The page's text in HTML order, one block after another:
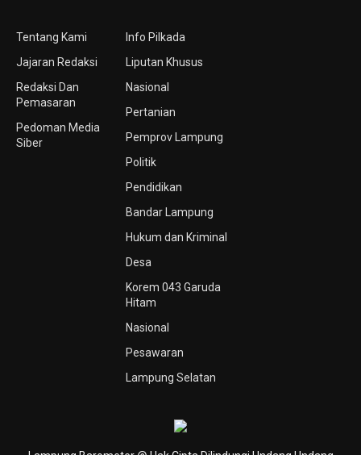
Tentang Kami
Jajaran Redaksi
Redaksi Dan
Pemasaran
Pedoman Media
Siber
Info Pilkada
Liputan Khusus
Nasional
Pertanian
Pemprov Lampung
Politik
Pendidikan
Bandar Lampung
Hukum dan Kriminal
Desa
Korem 043 Garuda
Hitam
Nasional
Pesawaran
Lampung Selatan